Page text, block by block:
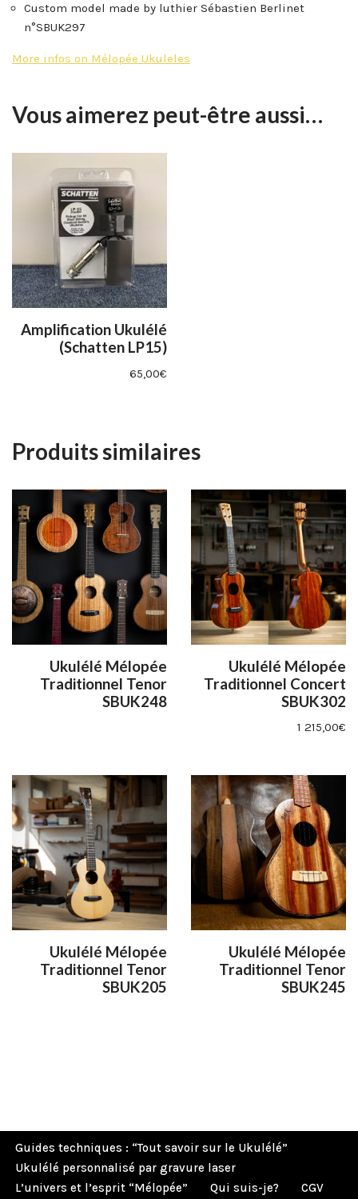
Custom model made by luthier Sébastien Berlinet
n°SBUK297
More infos on Mélopée Ukuleles
Vous aimerez peut-être aussi…
Amplification Ukulélé
(Schatten LP15)
65,00€
Produits similaires
Ukulélé Mélopée
Traditionnel Tenor
SBUK248
Ukulélé Mélopée
Traditionnel Concert
SBUK302
1 215,00€
Ukulélé Mélopée
Traditionnel Tenor
SBUK205
Ukulélé Mélopée
Traditionnel Tenor
SBUK245
Guides techniques : “Tout savoir sur le Ukulélé”
Ukulélé personnalisé par gravure laser
L’univers et l’esprit “Mélopée”
Qui suis-je? CGV